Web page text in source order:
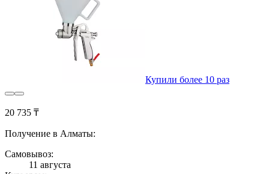
Купили более 10 раз
20 735 ₸
Получение в Алматы:
Самовывоз:
11 августа